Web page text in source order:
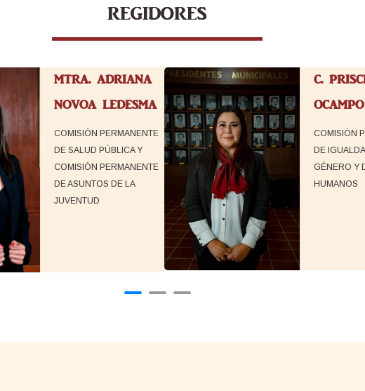
REGIDORES
Y
C. PRISCILA
OCAMPO OROZCO
COMISIÓN PERMANENTE
DE IGUALDAD DE
GÉNERO Y DERECHOS
HUMANOS